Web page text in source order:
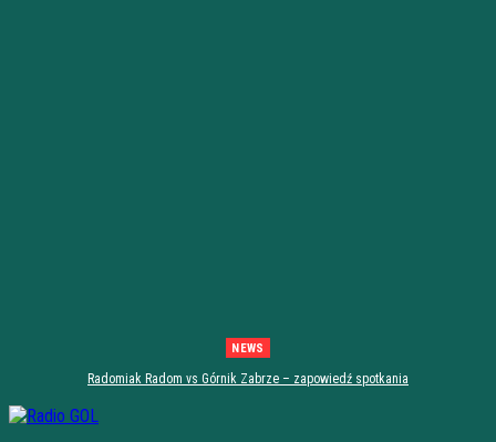
NEWS
Radomiak Radom vs Górnik Zabrze – zapowiedź spotkania